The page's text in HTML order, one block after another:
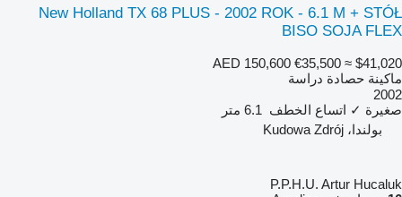
New Holland TX 68 PLUS - 2002 ROK - 6.1 M + STÓŁ
BISO SOJA FLEX
AED 150,600 €35,500 ≈ $41,020
ماكينة حصادة دراسة
2002
صغيرة ✓ اتساع الخطف 6.1 متر
بولندا، Kudowa Zdrój
P.P.H.U. Artur Hucaluk